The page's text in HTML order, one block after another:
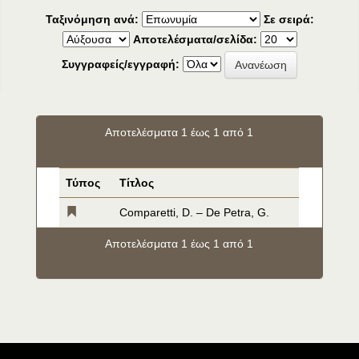
Ταξινόμηση ανά:
Σε σειρά:
Αποτελέσματα/σελίδα:
Συγγραφείς/εγγραφή:
Αποτελέσματα 1 έως 1 από 1
Τύπος Τίτλος
Comparetti, D. – De Petra, G.
Αποτελέσματα 1 έως 1 από 1